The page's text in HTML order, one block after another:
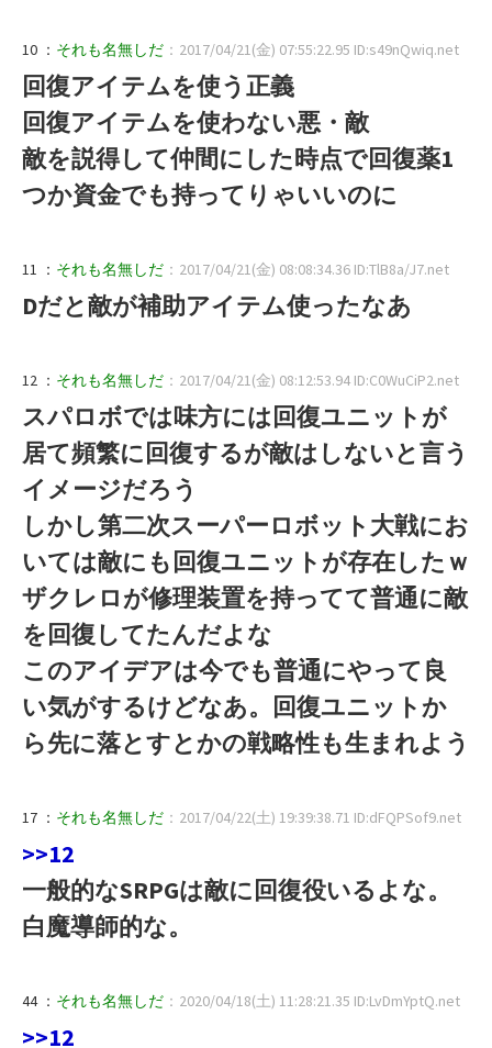
10 ： それも名無しだ ：2017/04/21(金) 07:55:22.95 ID:s49nQwiq.net
回復アイテムを使う正義
回復アイテムを使わない悪・敵
敵を説得して仲間にした時点で回復薬1
つか資金でも持ってりゃいいのに
11 ： それも名無しだ ：2017/04/21(金) 08:08:34.36 ID:TlB8a/J7.net
Dだと敵が補助アイテム使ったなあ
12 ： それも名無しだ ：2017/04/21(金) 08:12:53.94 ID:C0WuCiP2.net
スパロボでは味方には回復ユニットが
居て頻繁に回復するが敵はしないと言う
イメージだろう
しかし第二次スーパーロボット大戦にお
いては敵にも回復ユニットが存在したｗ
ザクレロが修理装置を持ってて普通に敵
を回復してたんだよな
このアイデアは今でも普通にやって良
い気がするけどなあ。回復ユニットか
ら先に落とすとかの戦略性も生まれよう
17 ： それも名無しだ ：2017/04/22(土) 19:39:38.71 ID:dFQPSof9.net
>>12
一般的なSRPGは敵に回復役いるよな。
白魔導師的な。
44 ： それも名無しだ ：2020/04/18(土) 11:28:21.35 ID:LvDmYptQ.net
>>12